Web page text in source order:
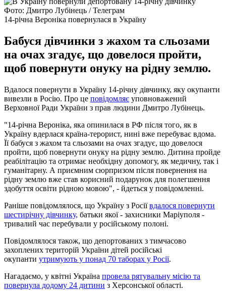
Фото: Дмитро Лубінець / Телеграм
14-річна Вероніка повернулася в Україну
Бабуся дівчинки з жахом та сльозами
на очах згадує, що довелося пройти,
щоб повернути онуку на рідну землю.
Вдалося повернути в Україну 14-річну дівчинку, яку окупанти
вивезли в Росію. Про це повідомляє уповноважений
Верховної Ради України з прав людини Дмитро Лубінець.
"14-річна Вероніка, яка опинилася в РФ після того, як в
Україну вдерлася країна-терорист, нині вже перебуває вдома.
Її бабуся з жахом та сльозами на очах згадує, що довелося
пройти, щоб повернути онуку на рідну землю. Дитина пройде
реабілітацію та отримає необхідну допомогу, як медичну, так і
гуманітарну. А приємним сюрпризом після повернення на
рідну землю вже став корисний подарунок для полегшення
здобуття освіти рідною мовою", - йдеться у повідомленні.
Раніше повідомлялося, що Україну з Росіївдалося повернути
шестирічну дівчинку, батьки якої - захисники Маріуполя -
тривалий час перебували у російському полоні.
Повідомлялося також, що депортованих з тимчасово
захоплених територій України дітей російські
окупанти утримують у понад 70 таборах у Росії.
Нагадаємо, у квітні Україна провела рятувальну місію та
повернула додому 24 дитини з Херсонської області.